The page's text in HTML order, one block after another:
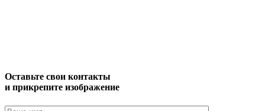
Оставьте свои контакты
и прикрепите изображение